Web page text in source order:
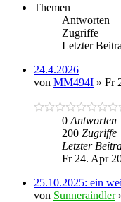
Themen
Antworten
Zugriffe
Letzter
24.4.2026
von MM494I » Fr
0 Antworten
200 Zugriffe
Letzter
Fr 24. Apr
25.10.2025: ein
von Sunneraindler